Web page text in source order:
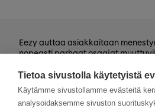
Eezy auttaa asiakkaitaan
nopeasti parhaat osaajat
kevytyrittäjyys ja muut työelämän
asiantuntijapalvelumme tarjoavat
työn ja tekijöiden kohtaamiseen.
Tietoa sivustolla käytetyistä
Käytämme sivustollamme evästeitä
analysoidaksemme sivuston